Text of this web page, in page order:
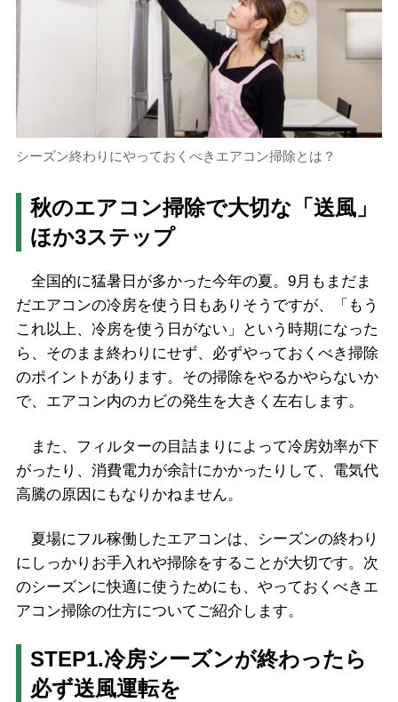
シーズン終わりにやっておくべきエアコン掃除とは？
秋のエアコン掃除で大切な「送風」
ほか3ステップ
全国的に猛暑日が多かった今年の夏。9月もまだま
だエアコンの冷房を使う日もありそうですが、「もう
これ以上、冷房を使う日がない」という時期になった
ら、そのまま終わりにせず、必ずやっておくべき掃除
のポイントがあります。その掃除をやるかやらないか
で、エアコン内のカビの発生を大きく左右します。
また、フィルターの目詰まりによって冷房効率が下
がったり、消費電力が余計にかかったりして、電気代
高騰の原因にもなりかねません。
夏場にフル稼働したエアコンは、シーズンの終わり
にしっかりお手入れや掃除をすることが大切です。次
のシーズンに快適に使うためにも、やっておくべきエ
アコン掃除の仕方についてご紹介します。
STEP1.冷房シーズンが終わったら
必ず送風運転を